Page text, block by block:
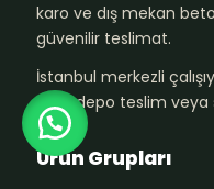
karo ve dış mekan
güvenilir teslimat.
İstanbul merkezli
göre depo teslim veya
Ürün Grupları